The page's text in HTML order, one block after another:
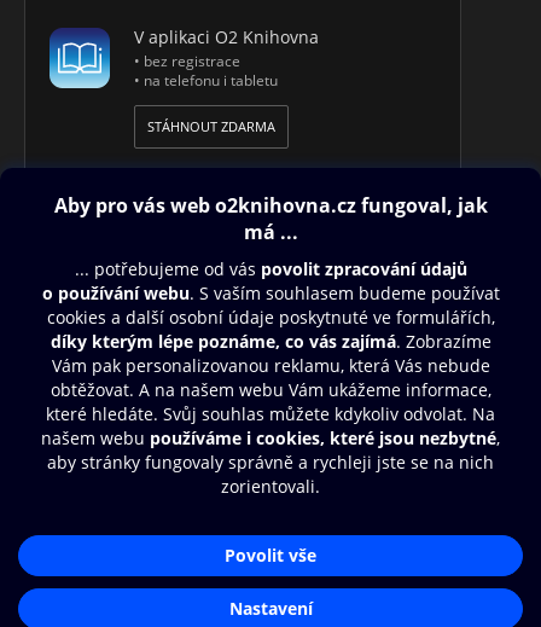
V aplikaci O2 Knihovna
• bez registrace
• na telefonu i tabletu
STÁHNOUT ZDARMA
Obsah ke stažení
Moje O2 Knihovna
Další zábava
© O2 Czech Republic a.s.
Zásady zpracování osobních údajůAplikace O2 Knihovna
Čti a poslouchej své e-knihy a